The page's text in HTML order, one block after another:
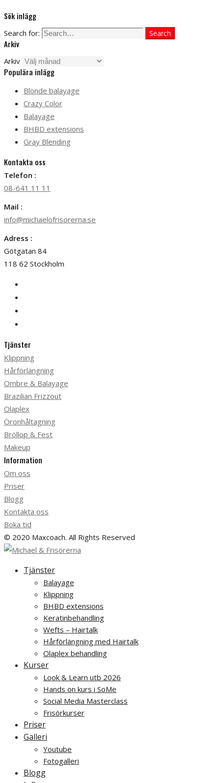
Sök inlägg
Search for: Search
Arkiv
Arkiv
Populära inlägg
Blonde balayage
Crazy Color
Balayage
BHBD extensions
Gray Blending
Kontakta oss
Telefon :
08-641 11 11
Mail :
info@michaelofrisorerna.se
Adress :
Götgatan 84
118 62 Stockholm
Tjänster
Klippning
Hårförlängning
Ombre & Balayage
Brazilian Frizzout
Olaplex
Öronhåltagning
Bröllop & Fest
Makeup
Information
Om oss
Priser
Blogg
Kontakta oss
Boka tid
© 2020 Maxcoach. All Rights Reserved
Tjänster
Balayage
Klippning
BHBD extensions
Keratinbehandling
Wefts – Hairtalk
Hårförlängning med Hairtalk
Olaplex behandling
Kurser
Look & Learn utb 2026
Hands on kurs i SoMe
Social Media Masterclass
Frisörkurser
Priser
Galleri
Youtube
Fotogalleri
Blogg